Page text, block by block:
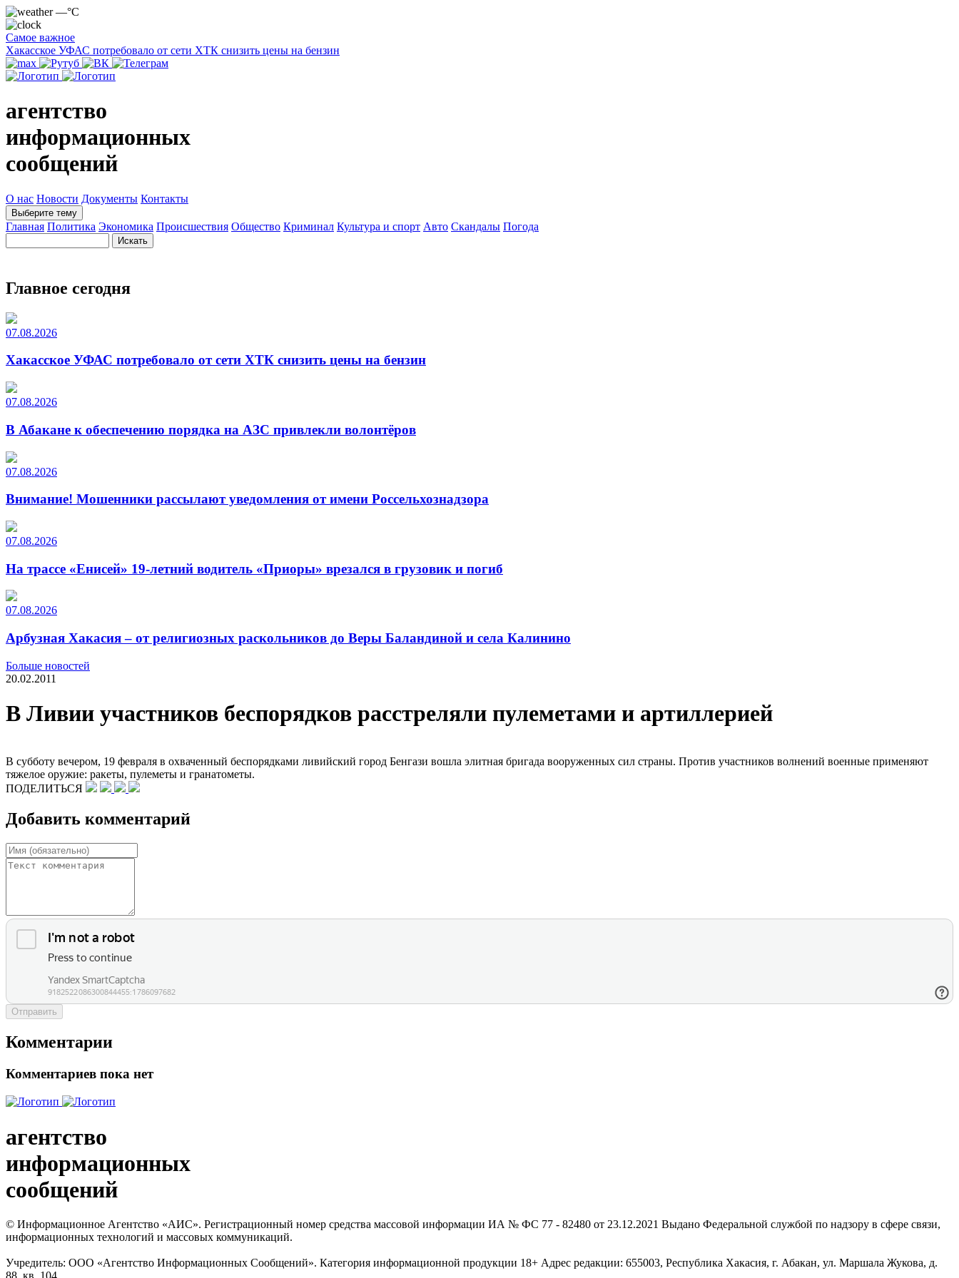
—°C
Самое важное
Хакасское УФАС потребовало от сети ХТК снизить цены на бензин
агентство
информационных
сообщений
О нас Новости Документы Контакты
Выберите тему
Главная Политика Экономика Происшествия Общество Криминал Культура и спорт Авто Скандалы Погода
Главное сегодня
07.08.2026
Хакасское УФАС потребовало от сети ХТК снизить цены на бензин
07.08.2026
В Абакане к обеспечению порядка на АЗС привлекли волонтёров
07.08.2026
Внимание! Мошенники рассылают уведомления от имени Россельхознадзора
07.08.2026
На трассе «Енисей» 19-летний водитель «Приоры» врезался в грузовик и погиб
07.08.2026
Арбузная Хакасия – от религиозных раскольников до Веры Баландиной и села Калинино
Больше новостей
20.02.2011
В Ливии участников беспорядков расстреляли пулеметами и артиллерией
В субботу вечером, 19 февраля в охваченный беспорядками ливийский город Бенгази вошла элитная бригада вооруженных сил страны. Против участников волнений военные применяют
тяжелое оружие: ракеты, пулеметы и гранатометы.
ПОДЕЛИТЬСЯ
Добавить комментарий
Отправить
Комментарии
Комментариев пока нет
агентство
информационных
сообщений
© Информационное Агентство «АИС». Регистрационный номер средства массовой информации ИА № ФС 77 - 82480 от 23.12.2021 Выдано Федеральной службой по надзору в сфере связи,
информационных технологий и массовых коммуникаций.
Учредитель: ООО «Агентство Информационных Сообщений». Категория информационной продукции 18+ Адрес редакции: 655003, Республика Хакасия, г. Абакан, ул. Маршала Жукова, д.
88, кв. 104.